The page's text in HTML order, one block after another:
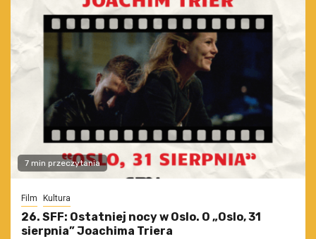
7 min przeczytania
Film Kultura
26. SFF: Ostatniej nocy w Oslo. O „Oslo, 31
sierpnia” Joachima Triera